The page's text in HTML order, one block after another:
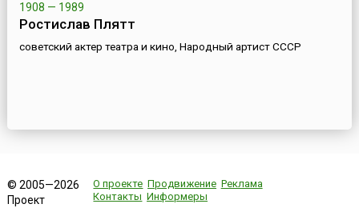
1908 — 1989
Ростислав Плятт
советский актер театра и кино, Народный артист СССР
© 2005—2026
Проект
О проекте Продвижение Реклама
Контакты Информеры